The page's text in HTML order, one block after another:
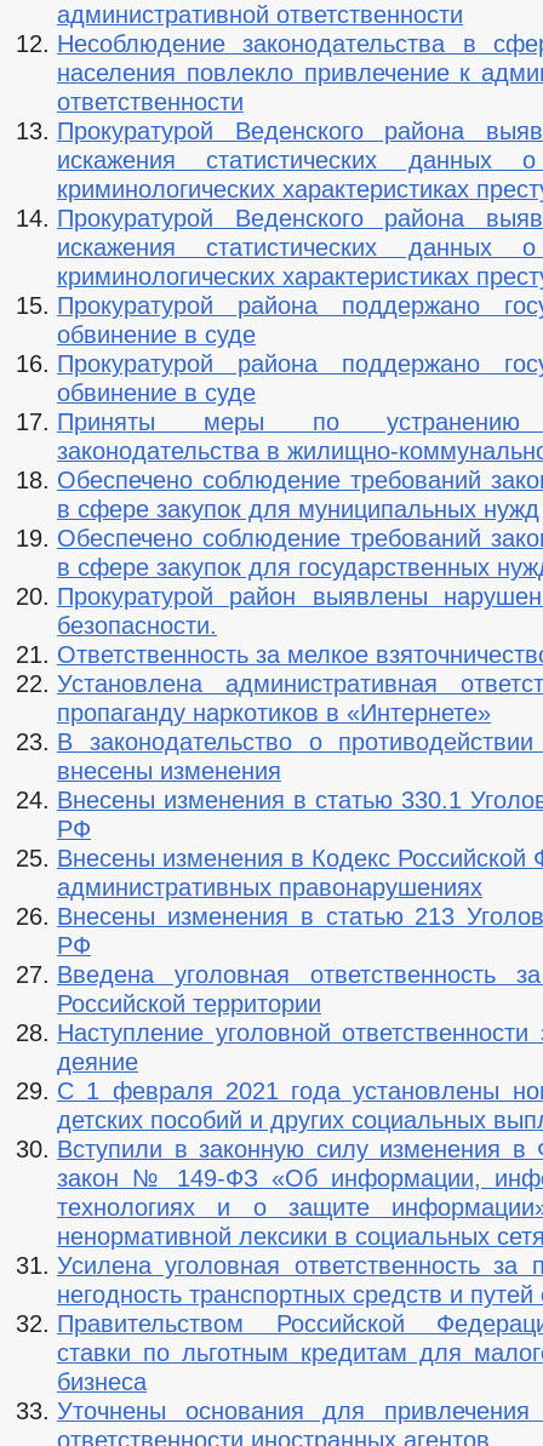
административной ответственности
Несоблюдение законодательства в
населения повлекло привлечение к
ответственности
Прокуратурой Веденского района
искажения статистических данных
криминологических характеристиках
Прокуратурой Веденского района
искажения статистических данных
криминологических характеристиках
Прокуратурой района поддержано
обвинение в суде
Прокуратурой района поддержано
обвинение в суде
Приняты меры по устранению
законодательства в жилищно-
Обеспечено соблюдение требований
в сфере закупок для муниципальных нужд
Обеспечено соблюдение требований
в сфере закупок для государственных
Прокуратурой район выявлены
безопасности.
Ответственность за мелкое
Установлена административная
пропаганду наркотиков в «Интернете»
В законодательство о противодействии
внесены изменения
Внесены изменения в статью 330.1
РФ
Внесены изменения в Кодекс Российской
административных правонарушениях
Внесены изменения в статью 213
РФ
Введена уголовная ответственность
Российской территории
Наступление уголовной ответственности
деяние
С 1 февраля 2021 года установлены
детских пособий и других социальных
Вступили в законную силу изменения в
закон № 149-ФЗ «Об информации,
технологиях и о защите
ненормативной лексики в социальных
Усилена уголовная ответственность за
негодность транспортных средств и
Правительством Российской
ставки по льготным кредитам для
бизнеса
Уточнены основания для привлечения
ответственности иностранных агентов